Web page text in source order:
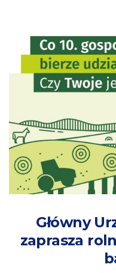
Główny
zaprasza